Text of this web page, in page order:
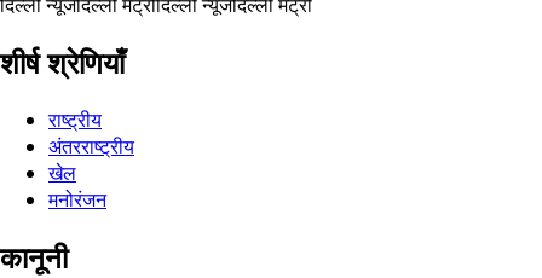
शीर्ष श्रेणियाँ
राष्ट्रीय
अंतरराष्ट्रीय
खेल
मनोरंजन
कानूनी